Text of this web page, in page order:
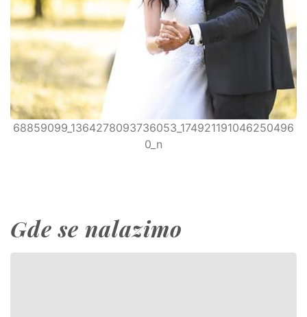
68859099_1364278093736053_174921191046250496
0_n
Gde se nalazimo